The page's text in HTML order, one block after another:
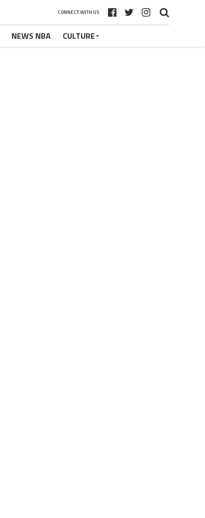
CONNECT WITH US
NEWS NBA CULTURE